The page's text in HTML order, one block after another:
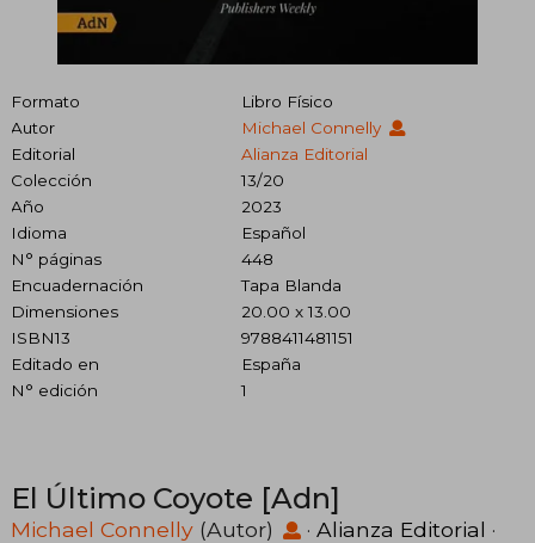
Formato
Libro Físico
Autor
Michael Connelly
Editorial
Alianza Editorial
Colección
13/20
Año
2023
Idioma
Español
N° páginas
448
Encuadernación
Tapa Blanda
Dimensiones
20.00 x 13.00
ISBN13
9788411481151
Editado en
España
N° edición
1
El Último Coyote [Adn]
Michael Connelly (Autor) · Alianza Editorial ·